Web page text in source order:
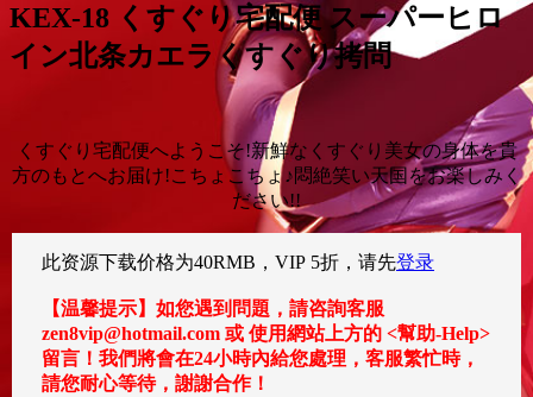
KEX-18 くすぐり宅配便 スーパーヒロ
イン北条カエラくすぐり拷問
くすぐり宅配便へようこそ!新鮮なくすぐり美女の身体を貴
方のもとへお届け!こちょこちょ♪悶絶笑い天国をお楽しみく
ださい!!
此资源下载价格为40RMB，VIP 5折，请先登录
【温馨提示】如您遇到問題，請咨詢客服
zen8vip@hotmail.com 或 使用網站上方的 <幫助-Help>
留言！我們將會在24小時內給您處理，客服繁忙時，
請您耐心等待，謝謝合作！